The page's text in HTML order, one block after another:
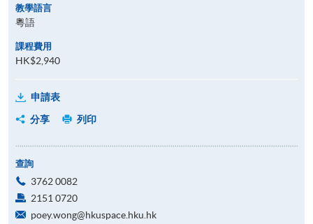
教學語言
粵語
課程費用
HK$2,940
申請表
分享
列印
查詢
3762 0082
2151 0720
poey.wong@hkuspace.hku.hk